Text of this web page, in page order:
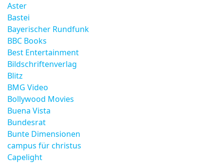
Aster
Bastei
Bayerischer Rundfunk
BBC Books
Best Entertainment
Bildschriftenverlag
Blitz
BMG Video
Bollywood Movies
Buena Vista
Bundesrat
Bunte Dimensionen
campus für christus
Capelight